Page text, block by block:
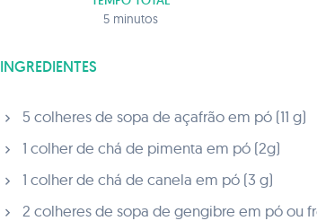
5 minutos
INGREDIENTES
5 colheres de sopa de açafrão em pó (11 g)
1 colher de chá de pimenta em pó (2g)
1 colher de chá de canela em pó (3 g)
2 colheres de sopa de gengibre em pó ou